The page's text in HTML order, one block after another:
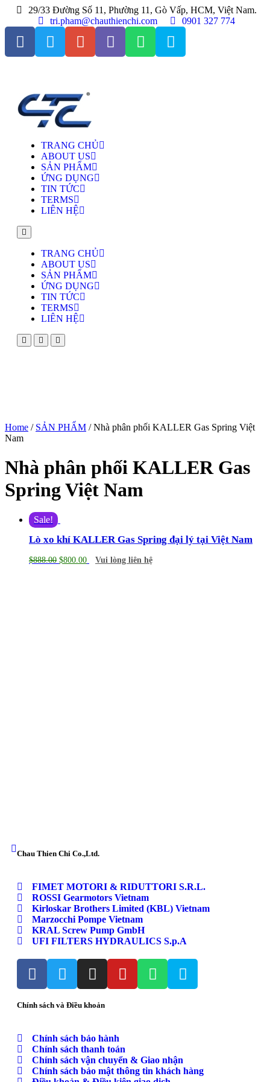
29/33 Đường Số 11, Phường 11, Gò Vấp, HCM, Việt Nam.
tri.pham@chauthienchi.com
0901 327 774
TRANG CHỦ
ABOUT US
SẢN PHẨM
ỨNG DỤNG
TIN TỨC
TERMS
LIÊN HỆ
TRANG CHỦ
ABOUT US
SẢN PHẨM
ỨNG DỤNG
TIN TỨC
TERMS
LIÊN HỆ
Home / SẢN PHẨM / Nhà phân phối KALLER Gas Spring Việt
Nam
Nhà phân phối KALLER Gas
Spring Việt Nam
Sale!
Lò xo khí KALLER Gas Spring đại lý tại Việt Nam
$888.00 $800.00 Vui lòng liên hệ
Chau Thien Chi Co.,Ltd.
FIMET MOTORI & RIDUTTORI S.R.L.
ROSSI Gearmotors Vietnam
Kirloskar Brothers Limited (KBL) Vietnam
Marzocchi Pompe Vietnam
KRAL Screw Pump GmbH
UFI FILTERS HYDRAULICS S.p.A
Chính sách và Điều khoản
Chính sách bảo hành
Chính sách thanh toán
Chính sách vận chuyển & Giao nhận
Chính sách bảo mật thông tin khách hàng